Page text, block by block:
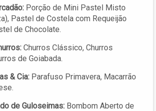
Porção de Mini Pastel Misto
Pastel de Costela com Requeijão
de Chocolate.
Churros Clássico, Churros
de Goiabada.
& Cia: Parafuso Primavera, Macarrão
de Guloseimas: Bombom Aberto de